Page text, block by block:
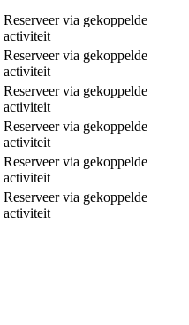
Reserveer via gekoppelde
activiteit
Reserveer via gekoppelde
activiteit
Reserveer via gekoppelde
activiteit
Reserveer via gekoppelde
activiteit
Reserveer via gekoppelde
activiteit
Reserveer via gekoppelde
activiteit